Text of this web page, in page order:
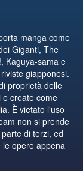
manga come
Giganti, The
Kaguya-sama e
giapponesi.
proprietà delle
create come
È vietato l'uso
non si prende
di terzi, ed
opere appena